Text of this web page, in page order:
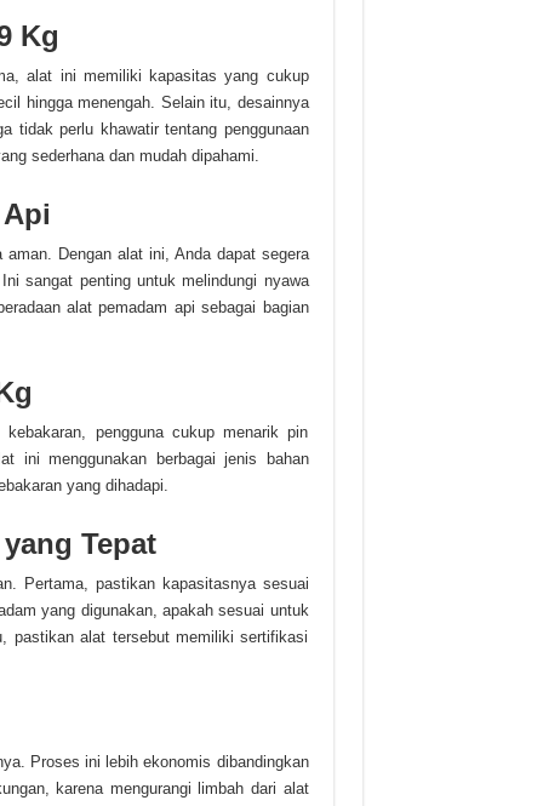
Kg
alat ini memiliki kapasitas yang cukup
hingga menengah. Selain itu, desainnya
tidak perlu khawatir tentang penggunaan
sederhana dan mudah dipahami.
Dengan alat ini, Anda dapat segera
sangat penting untuk melindungi nyawa
alat pemadam api sebagai bagian
pengguna cukup menarik pin
ini menggunakan berbagai jenis bahan
yang dihadapi.
Tepat
Pertama, pastikan kapasitasnya sesuai
yang digunakan, apakah sesuai untuk
pastikan alat tersebut memiliki sertifikasi
Proses ini lebih ekonomis dibandingkan
karena mengurangi limbah dari alat